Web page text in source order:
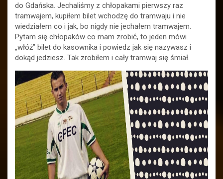
do Gdańska. Jechaliśmy z chłopakami pierwszy raz
tramwajem, kupiłem bilet wchodzę do tramwaju i nie
wiedziałem co i jak, bo nigdy nie jechałem tramwajem.
Pytam się chłopaków co mam zrobić, to jeden mówi
„włóż” bilet do kasownika i powiedz jak się nazywasz i
dokąd jedziesz. Tak zrobiłem i cały tramwaj się śmiał.